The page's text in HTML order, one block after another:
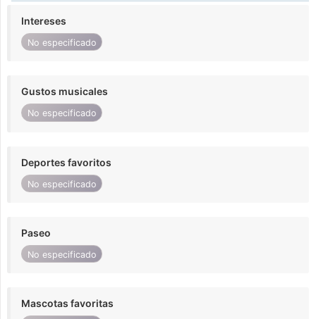
Intereses
No especificado
Gustos musicales
No especificado
Deportes favoritos
No especificado
Paseo
No especificado
Mascotas favoritas